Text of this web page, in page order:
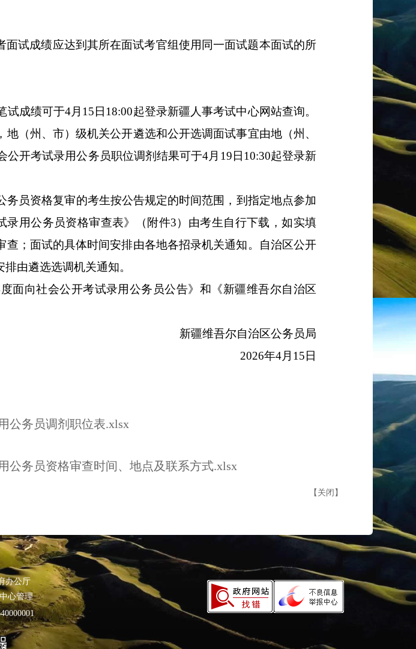
试成绩应达到其所在面试考官组使用同一面试题本面试的所
试成绩可于4月 15日18:00起登录新疆人事考试中心网站查询。
（州、市）级机关公开遴选和公开选调面试事宜由地（州、
公开考试录用公务员职位调剂结果可于4月 19日10:30起登录新
务员资格复审的考生按公告规定的时间范围，到指定地点参加
录用公务员资格审查表》（附件3）由考生自行下载，如实填
；面试的具体时间安排由各地各招录机关通知。自治区公开
由遴选选调机关通知。
面向社会公开考试录用公务员公告》和《新疆维吾尔自治区
新疆维吾尔自治区公务员局
2026年4月 15日
公务员调剂职位表.xlsx
公务员资格审查时间、地点及联系方式.xlsx
【 关闭 】
办公厅
心管理